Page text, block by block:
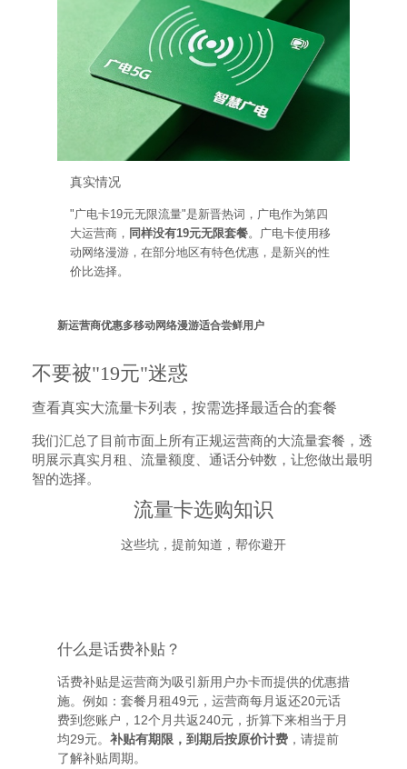
真实情况
"广电卡19元无限流量"是新晋热词，广电作为第四
大运营商， 同样没有19元无限套餐。广电卡使用移
动网络漫游，在部分地区有特色优惠，是新兴的性
价比选择。
新运营商优惠多移动网络漫游适合尝鲜用户
不要被"19元"迷惑
查看真实大流量卡列表，按需选择最适合的套餐
我们汇总了目前市面上所有正规运营商的大流量套餐，透
明展示真实月租、流量额度、通话分钟数，让您做出最明
智的选择。
流量卡选购知识
这些坑，提前知道，帮你避开
什么是话费补贴？
话费补贴是运营商为吸引新用户办卡而提供的优惠措
施。例如：套餐月租49元，运营商每月返还20元话
费到您账户，12个月共返240元，折算下来相当于月
均29元。 补贴有期限，到期后按原价计费 ，请提前
了解补贴周期。